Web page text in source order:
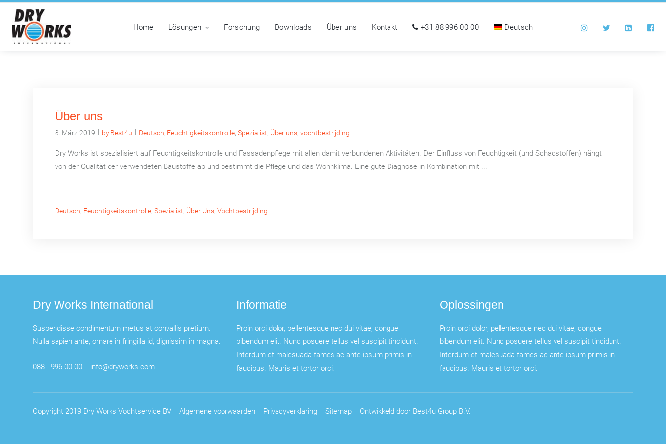
Home Lösungen Forschung Downloads Über uns Kontakt +31 88 996 00 00 Deutsch
Über uns
8. März 2019 | by Best4u | Deutsch, Feuchtigkeitskontrolle, Spezialist, Über uns, vochtbestrijding
Dry Works ist spezialisiert auf Feuchtigkeitskontrolle und Fassadenpflege mit allen damit verbundenen Aktivitäten. Der Einfluss von Feuchtigkeit (und Schadstoffen) hängt
von der Qualität der verwendeten Baustoffe ab und bestimmt die Pflege und das Wohnklima. Eine gute Diagnose in Kombination mit ...
Deutsch, Feuchtigkeitskontrolle, Spezialist, Über Uns, Vochtbestrijding
Dry Works International
Suspendisse condimentum metus at convallis pretium.
Nulla sapien ante, ornare in fringilla id, dignissim in magna.
088 - 996 00 00 info@dryworks.com
Informatie
Proin orci dolor, pellentesque nec dui vitae, congue
bibendum elit. Nunc posuere tellus vel suscipit tincidunt.
Interdum et malesuada fames ac ante ipsum primis in
faucibus. Mauris et tortor orci.
Oplossingen
Proin orci dolor, pellentesque nec dui vitae, congue
bibendum elit. Nunc posuere tellus vel suscipit tincidunt.
Interdum et malesuada fames ac ante ipsum primis in
faucibus. Mauris et tortor orci.
Copyright 2019 Dry Works Vochtservice BV Algemene voorwaarden Privacyverklaring Sitemap Ontwikkeld door Best4u Group B.V.